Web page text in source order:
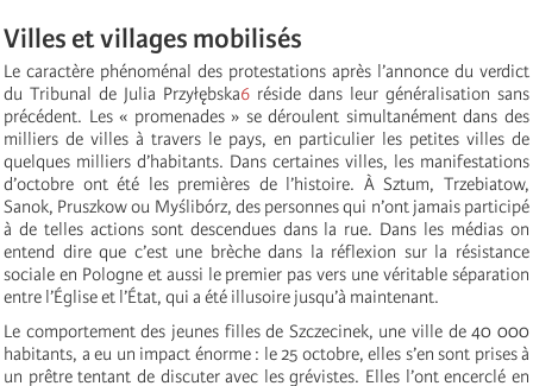
Villes et villages mobilisés
Le caractère phénoménal des protestations après l’annonce du verdict
du Tribunal de Julia Przyłębska6 réside dans leur généralisation sans
précédent. Les « promenades » se déroulent simultanément dans des
milliers de villes à travers le pays, en particulier les petites villes de
quelques milliers d’habitants. Dans certaines villes, les manifestations
d’octobre ont été les premières de l’histoire. À Sztum, Trzebiatow,
Sanok, Pruszkow ou Myślibórz, des personnes qui n’ont jamais participé
à de telles actions sont descendues dans la rue. Dans les médias on
entend dire que c’est une brèche dans la réflexion sur la résistance
sociale en Pologne et aussi le premier pas vers une véritable séparation
entre l’Église et l’État, qui a été illusoire jusqu’à maintenant.
Le comportement des jeunes filles de Szczecinek, une ville de 40 000
habitants, a eu un impact énorme : le 25 octobre, elles s’en sont prises à
un prêtre tentant de discuter avec les grévistes. Elles l’ont encerclé en